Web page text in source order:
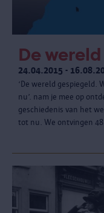
De
24.04.2015 -
‘De wereld gespiegeld.
nu’. nam je mee op
geschiedenis van het
tot nu. We ontvingen